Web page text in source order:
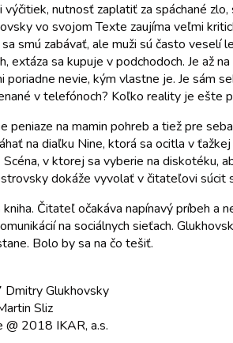
výčitiek, nutnosť zaplatiť za spáchané
vo svojom Texte zaujíma veľmi
smú zabávať, ale muži sú často
extáza sa kupuje v podchodoch. Je až
poriadne nevie, kým vlastne je. Je
v telefónoch? Koľko reality je ešte
peniaze na mamin pohreb a tiež pre
na diaľku Nine, ktorá sa ocitla v
v ktorej sa vyberie na diskotéku,
dokáže vyvolať v čitateľovi súcit
Čitateľ očakáva napínavý príbeh a
na sociálnych sieťach.
Bolo by sa na čo tešiť.
Glukhovsky
Sliz
@ 2018 IKAR, a.s.